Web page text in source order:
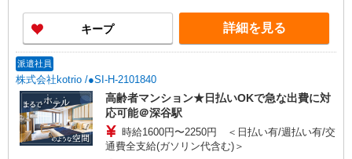
キープ 詳細を見る
派遣社員
株式会社kotrio /●SI-H-2101840
高齢者マンション★日払いOKで急な出費に対
応可能＠深谷駅
時給1600円〜2250円 ＜日払い有/週払い有/交
通費全支給(ガソリン代含む)＞